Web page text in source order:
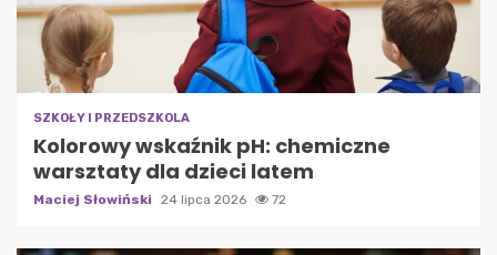
SZKOŁY I PRZEDSZKOLA
Kolorowy wskaźnik pH: chemiczne
warsztaty dla dzieci latem
Maciej Słowiński 24 lipca 2026 72